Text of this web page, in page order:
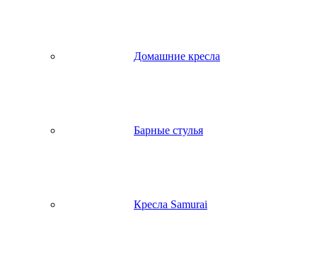
Домашние кресла
Барные стулья
Кресла Samurai